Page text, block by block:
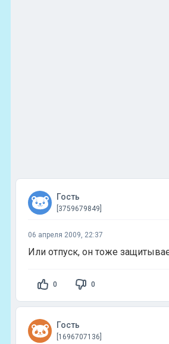
Гость
[3759679849]
06 апреля 2009, 22:37
Или отпуск, он тоже
0 0
Гость
[1696707136]